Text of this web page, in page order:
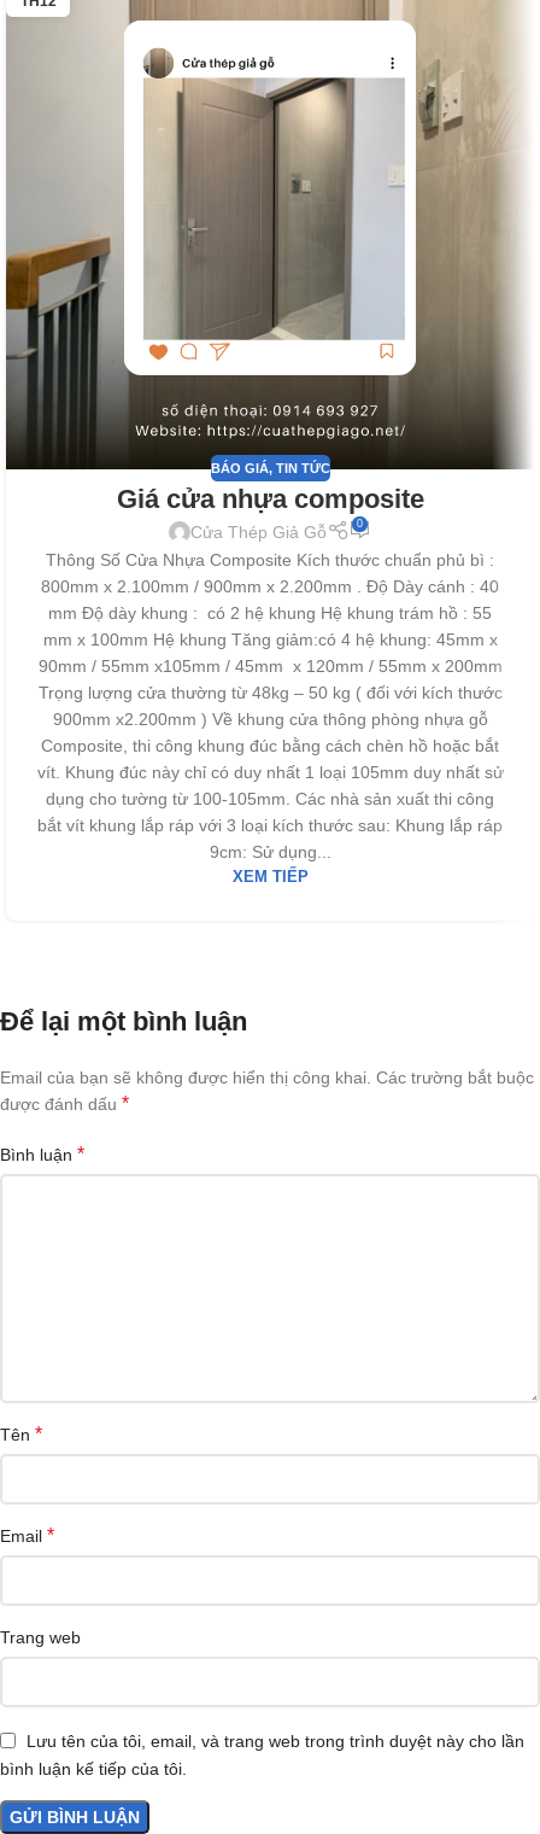
BÁO GIÁ, TIN TỨC
Giá cửa nhựa composite
Cửa Thép Giả Gỗ 0
Thông Số Cửa Nhựa Composite Kích thước chuẩn phủ bì :
800mm x 2.100mm / 900mm x 2.200mm . Độ Dày cánh : 40
mm Độ dày khung : có 2 hệ khung Hệ khung trám hồ : 55
mm x 100mm Hệ khung Tăng giảm:có 4 hệ khung: 45mm x
90mm / 55mm x105mm / 45mm x 120mm / 55mm x 200mm
Trọng lượng cửa thường từ 48kg – 50 kg ( đối với kích thước
900mm x2.200mm ) Về khung cửa thông phòng nhựa gỗ
Composite, thi công khung đúc bằng cách chèn hồ hoặc bắt
vít. Khung đúc này chỉ có duy nhất 1 loại 105mm duy nhất sử
dụng cho tường từ 100-105mm. Các nhà sản xuất thi công
bắt vít khung lắp ráp với 3 loại kích thước sau: Khung lắp ráp
9cm: Sử dụng...
XEM TIẾP
Để lại một bình luận
Email của bạn sẽ không được hiển thị công khai. Các trường bắt buộc
được đánh dấu *
Bình luận *
Tên *
Email *
Trang web
Lưu tên của tôi, email, và trang web trong trình duyệt này cho lần
bình luận kế tiếp của tôi.